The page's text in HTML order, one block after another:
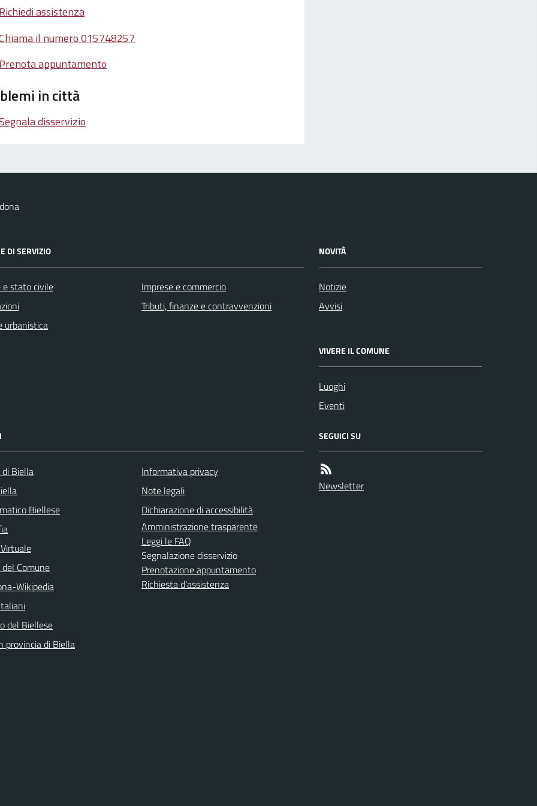
assistenza
il numero 015748257
appuntamento
in città
disservizio
DI SERVIZIO
e stato civile
urbanistica
Imprese e commercio
Tributi, finanze e contravvenzioni
NOVITÀ
Notizie
Avvisi
VIVERE IL COMUNE
Luoghi
Eventi
Biella
Biellese
Comune
Wikipedia
del Biellese
provincia di Biella
Informativa privacy
Note legali
Dichiarazione di accessibilità
Amministrazione trasparente
Leggi le FAQ
Segnalazione disservizio
Prenotazione appuntamento
Richiesta d'assistenza
SEGUICI SU
Newsletter